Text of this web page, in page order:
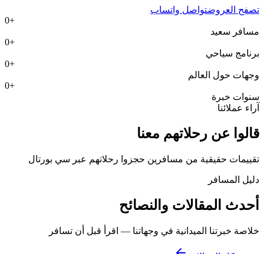
تصفح العروضتواصل واتساب
0+
مسافر سعيد
0+
برنامج سياحي
0+
وجهات حول العالم
0+
سنوات خبرة
آراء عملائنا
قالوا عن رحلاتهم معنا
تقييمات حقيقية من مسافرين حجزوا رحلاتهم عبر سي بورتال
دليل المسافر
أحدث المقالات والنصائح
خلاصة خبرتنا الميدانية في وجهاتنا — اقرأ قبل أن تسافر